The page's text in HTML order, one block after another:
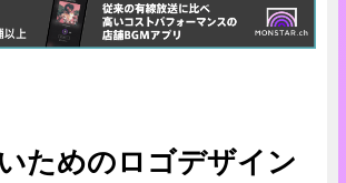
ためのロゴデザイン